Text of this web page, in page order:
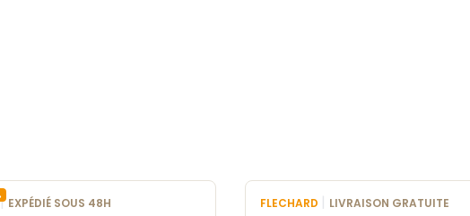
| EXPÉDIÉ SOUS 48H FLECHARD | LIVRAISON GRATUITE